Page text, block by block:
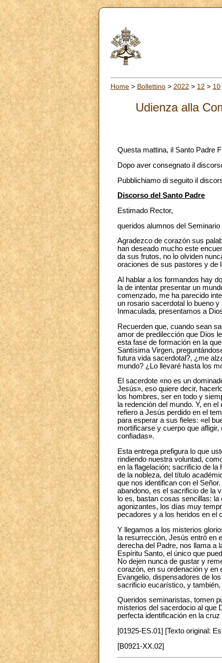
Home > Bollettino > 2022 > 12 > 10
Udienza alla
Questa mattina, il Santo Padre
Dopo aver consegnato il
Pubblichiamo di seguito il
Discorso del Santo Padre
Estimado Rector,
queridos alumnos del
Agradezco de corazón sus
han deseado mucho este
da sus frutos, no lo olviden
oraciones de sus pastores y de
Al hablar a los formandos hay
la de intentar presentar un
comenzado, me ha parecido
un rosario sacerdotal lo bueno
Inmaculada, presentamos a
Recuerden que, cuando sean
amor de predilección que Dios
esta fase de formación en la
Santísima Virgen,
futura vida sacerdotal?, ¿me
mundo? ¿Lo llevaré hasta los
El sacerdote «no es un
Jesús», eso quiere decir,
los hombres, ser en todo y
la redención del mundo. Y, en
refiero a Jesús perdido en el
para esperar a sus fieles: «el
mortificarse y cuerpo que
confiadas».
Esta entrega prefigura lo que
rindiendo nuestra voluntad,
en la flagelación; sacrificio de
de la nobleza, del título
que nos identifican con el
abandono, es el sacrificio de la
lo es, bastan cosas sencillas:
agonizantes, los días muy
pecadores y a los heridos en el
Y llegamos a los misterios
la resurrección, Jesús entró en
derecha del Padre, nos llama a
Espíritu Santo, el único que
No dejen nunca de gustar y
corazón, en su ordenación y en
Evangelio, dispensadores de
sacrificio eucarístico, y también,
Queridos seminaristas, tomen
misterios del sacerdocio al que
perfecta identificación en la
[01925-ES.01] [Texto original:
[B0921-XX.02]